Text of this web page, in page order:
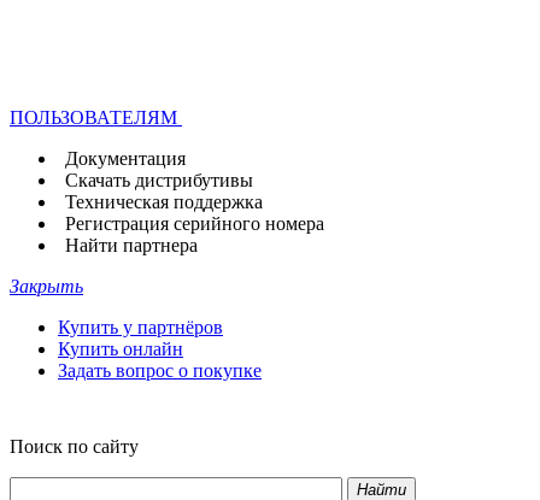
ПОЛЬЗОВАТЕЛЯМ
Документация
Скачать дистрибутивы
Техническая поддержка
Регистрация серийного номера
Найти партнера
Закрыть
Купить у партнёров
Купить онлайн
Задать вопрос о покупке
Поиск по сайту
Найти